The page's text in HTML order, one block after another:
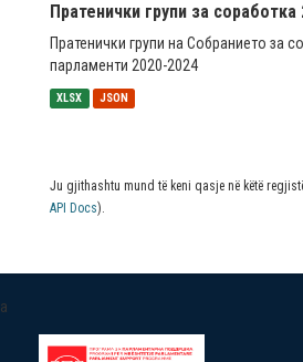
Пратенички групи за соработка
Пратенички групи на Собранието за
парламенти 2020-2024
XLSX JSON
Ju gjithashtu mund të keni qasje në këtë
API Docs).
a